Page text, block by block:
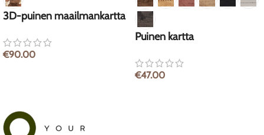
3D-puinen maailmankartta
€90.00
Puinen kartta
€47.00